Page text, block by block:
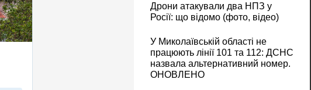
Дрони атакували два НПЗ у
Росії: що відомо (фото, відео)
У Миколаївській області не
працюють лінії 101 та 112: ДСНС
назвала альтернативний номер.
ОНОВЛЕНО